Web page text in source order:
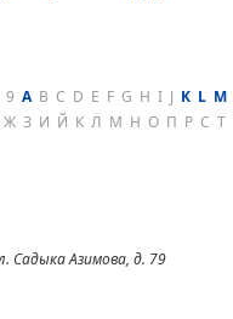
9 A B C D E F G H I J K L M
Ж З И Й К Л М Н О П Р С Т
Садыка Азимова, д. 79